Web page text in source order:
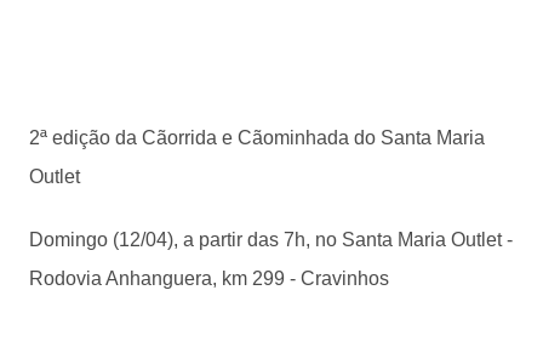
2ª edição da Cãorrida e Cãominhada do Santa Maria
Outlet
Domingo (12/04), a partir das 7h, no Santa Maria Outlet -
Rodovia Anhanguera, km 299 - Cravinhos